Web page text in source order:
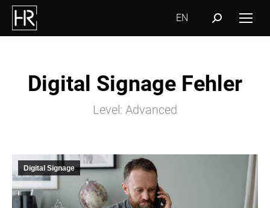
EN Search:
Digital Signage Fehler
Level: Advanced
Digital Signage